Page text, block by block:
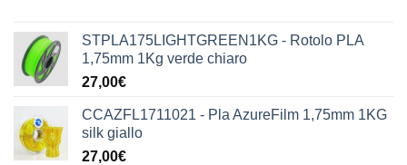
STPLA175LIGHTGREEN1KG - Rotolo PLA
1,75mm 1Kg verde chiaro
27,00€
CCAZFL1711021 - Pla AzureFilm 1,75mm 1KG
silk giallo
27,00€